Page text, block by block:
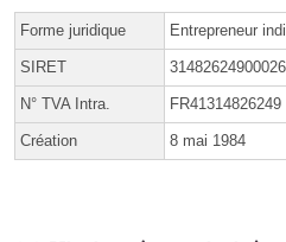
Forme juridique Entrepreneur
SIRET 31482624900026
N° TVA Intra. FR41314826249
Création 8 mai 1984